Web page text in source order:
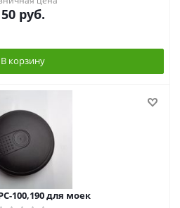
50руб.
В корзину
100,190 для моек